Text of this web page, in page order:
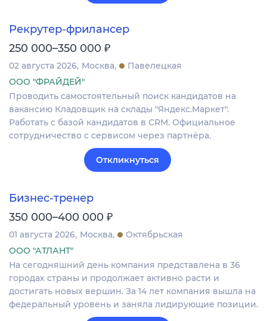
Рекрутер-фрилансер
250 000–350 000 ₽
02 августа 2026 Москва
Павелецкая
ООО "ФРАЙДЕЙ"
Проводить самостоятельный поиск кандидатов на
вакансию Кладовщик на склады "Яндекс.Маркет".
Работать с базой кандидатов в CRM. Официальное
сотрудничество с сервисом через партнёра.
Откликнуться
Бизнес-тренер
350 000–400 000 ₽
01 августа 2026 Москва
Октябрьская
ООО "АТЛАНТ"
На сегодняшний день компания представлена в 36
городах страны и продолжает активно расти и
достигать новых вершин. За 14 лет компания вышла на
федеральный уровень и заняла лидирующие позиции.